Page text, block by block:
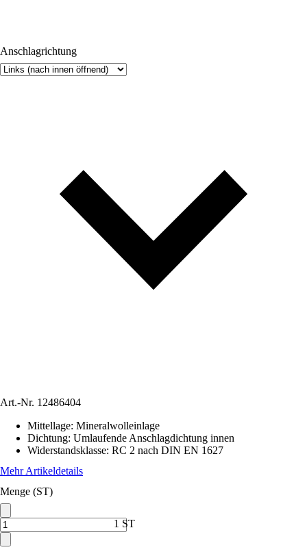
Anschlagrichtung
Art.-Nr. 12486404
Mittellage: Mineralwolleinlage
Dichtung: Umlaufende Anschlagdichtung innen
Widerstandsklasse: RC 2 nach DIN EN 1627
Mehr Artikeldetails
Menge (ST)
1 ST